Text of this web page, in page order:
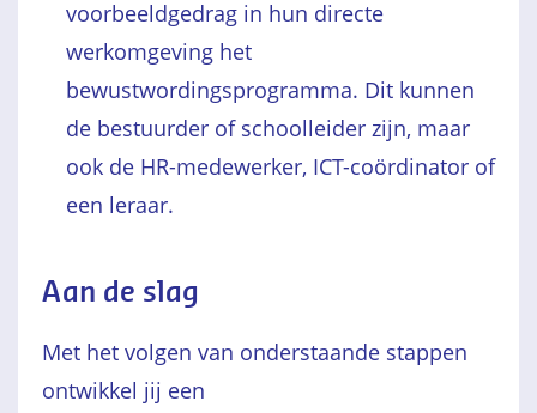
voorbeeldgedrag in hun directe
werkomgeving het
bewustwordingsprogramma. Dit kunnen
de bestuurder of schoolleider zijn, maar
ook de HR-medewerker, ICT-coördinator of
een leraar.
Aan de slag
Met het volgen van onderstaande stappen
ontwikkel jij een